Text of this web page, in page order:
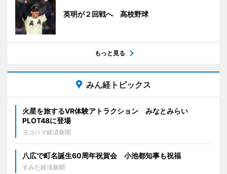
英明が２回戦へ 高校野球
もっと見る
みん経トピックス
火星を旅するVR体験アトラクション みなとみらい
PLOT48に登場
ヨコハマ経済新聞
八広で町名誕生60周年祝賀会 小池都知事も祝福
すみだ経済新聞